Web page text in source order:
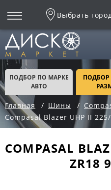
Выбрать город
ПОДБОР ПО МАРКЕ
АВТО
Главная Шины
Compasal Blazer UHP II
COMPASAL
ZR18